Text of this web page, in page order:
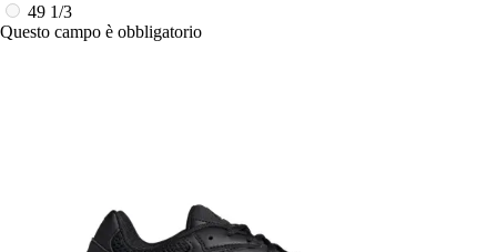
49 1/3
Questo campo è obbligatorio